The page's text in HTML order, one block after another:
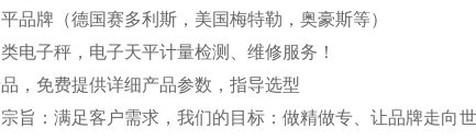
品牌（德国赛多利斯，美国梅特勒，奥豪斯等）
电子秤，电子天平计量检测、维修服务！
，免费提供详细产品参数，指导选型
旨：满足客户需求，我们的目标：做精做专、让品牌走向